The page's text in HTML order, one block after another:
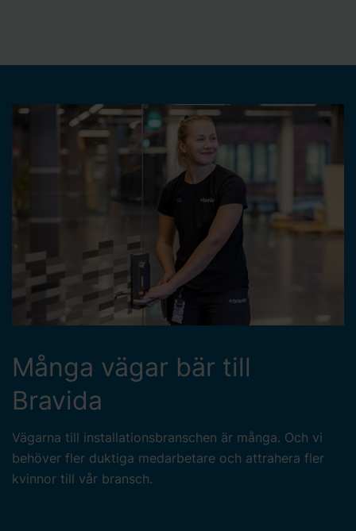
Många vägar bär till
Bravida
Vägarna till installationsbranschen är många. Och vi
behöver fler duktiga medarbetare och attrahera fler
kvinnor till vår bransch.